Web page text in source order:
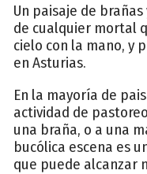
Un paisaje de
de cualquier mortal
cielo con la mano, y
en Asturias.
En la mayoría de
actividad de
una braña, o a una
bucólica escena es
que puede alcanzar